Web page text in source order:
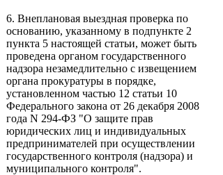
6. Внеплановая выездная проверка по
основанию, указанному в подпункте 2
пункта 5 настоящей статьи, может быть
проведена органом государственного
надзора незамедлительно с извещением
органа прокуратуры в порядке,
установленном частью 12 статьи 10
Федерального закона от 26 декабря 2008
года N 294-ФЗ "О защите прав
юридических лиц и индивидуальных
предпринимателей при осуществлении
государственного контроля (надзора) и
муниципального контроля".